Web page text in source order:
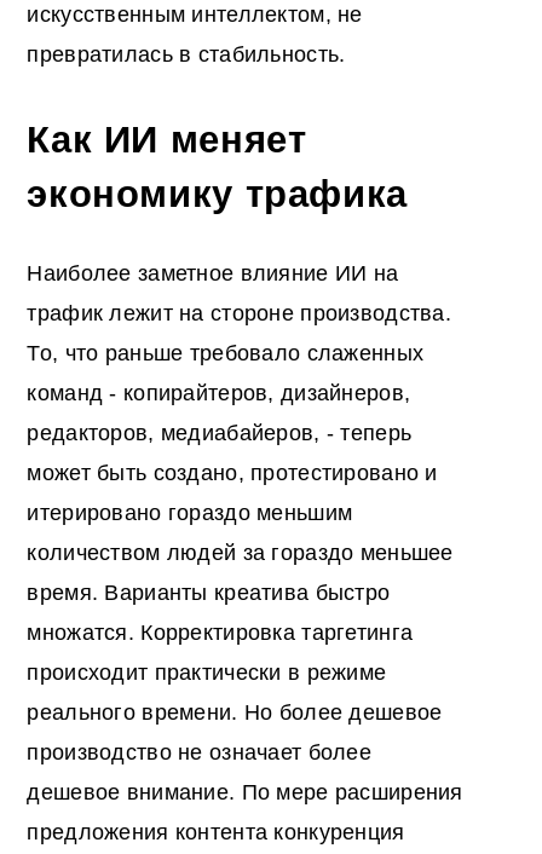
искусственным интеллектом, не
превратилась в стабильность.
Как ИИ меняет
экономику трафика
Наиболее заметное влияние ИИ на
трафик лежит на стороне производства.
То, что раньше требовало слаженных
команд - копирайтеров, дизайнеров,
редакторов, медиабайеров, - теперь
может быть создано, протестировано и
итерировано гораздо меньшим
количеством людей за гораздо меньшее
время. Варианты креатива быстро
множатся. Корректировка таргетинга
происходит практически в режиме
реального времени. Но более дешевое
производство не означает более
дешевое внимание. По мере расширения
предложения контента конкуренция